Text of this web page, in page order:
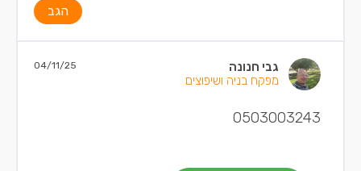
הגב
גבי חנונה
מפקח בניה ושיפוצים
04/11/25
0503003243